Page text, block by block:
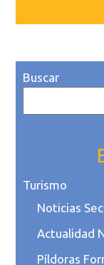
Buscar
Turismo
Noticias
Actualidad
Píldoras